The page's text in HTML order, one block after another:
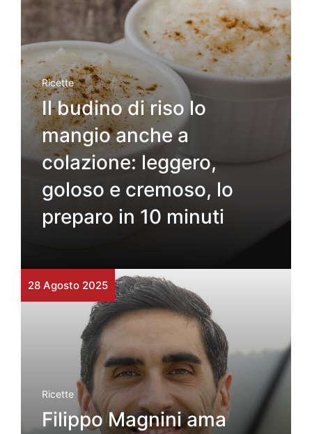
Ricette
Il budino di riso lo
mangio anche a
colazione: leggero,
goloso e cremoso, lo
preparo in 10 minuti
28 Agosto 2025
Ricette
Filippo Magnini ama